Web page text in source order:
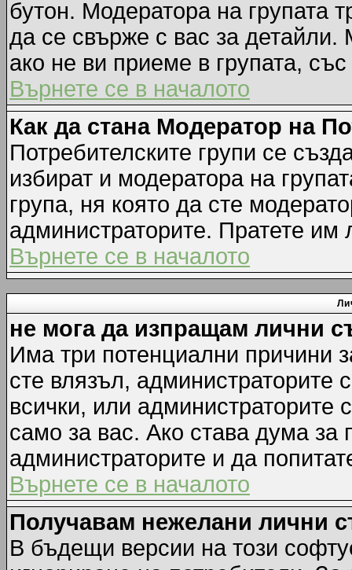
бутон. Модератора на групата
да се свърже с вас за
ако не ви приеме в групата,
Върнете се в началото
Как да стана Модератор на
Потребителските групи се
избират и модератора на
група, ня която да сте
администраторите. Пратете
Върнете се в началото
не мога да изпращам лични
Има три потенциални причини
сте влязъл, администраторите
всички, или
само за вас. Ако става дума за
администраторите и да
Върнете се в началото
Получавам нежелани лични
В бъдещи версии на този